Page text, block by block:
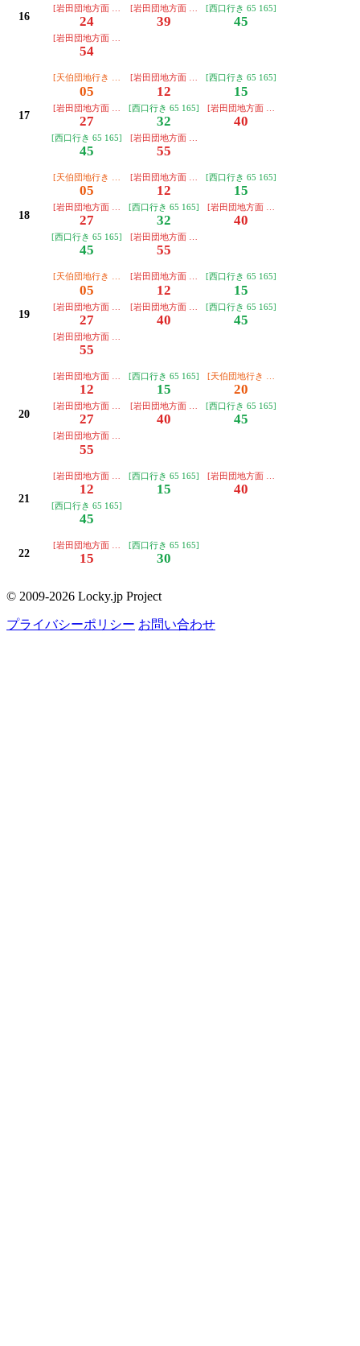
16
[岩田団地方面 68 168]
24
[岩田団地方面 68 168]
39
[西口行き 65 165]
45
[岩田団地方面 68 168]
54
17
[天伯団地行き 45 47]
05
[岩田団地方面 68 168]
12
[西口行き 65 165]
15
[岩田団地方面 68 168]
27
[西口行き 65 165]
32
[岩田団地方面 68 168]
40
[西口行き 65 165]
45
[岩田団地方面 68 168]
55
18
[天伯団地行き 45 47]
05
[岩田団地方面 68 168]
12
[西口行き 65 165]
15
[岩田団地方面 68 168]
27
[西口行き 65 165]
32
[岩田団地方面 68 168]
40
[西口行き 65 165]
45
[岩田団地方面 68 168]
55
19
[天伯団地行き 45 47]
05
[岩田団地方面 68 168]
12
[西口行き 65 165]
15
[岩田団地方面 68 168]
27
[岩田団地方面 68 168]
40
[西口行き 65 165]
45
[岩田団地方面 68 168]
55
20
[岩田団地方面 68 168]
12
[西口行き 65 165]
15
[天伯団地行き 45 47]
20
[岩田団地方面 68 168]
27
[岩田団地方面 68 168]
40
[西口行き 65 165]
45
[岩田団地方面 68 168]
55
21
[岩田団地方面 68 168]
12
[西口行き 65 165]
15
[岩田団地方面 68 168]「中岩田三丁目
40
[西口行き 65 165]
45
22
[岩田団地方面 68 168]「中岩田三丁目」止まり
15
[西口行き 65 165]
30
© 2009-2026 Locky.jp Project
プライバシーポリシー お問い合わせ